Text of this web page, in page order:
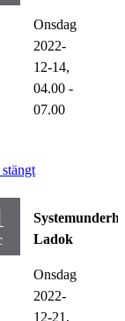
Onsdag
2022-
12-14,
04.00 -
07.00
Ladok
Onsdag
2022-
12-21,